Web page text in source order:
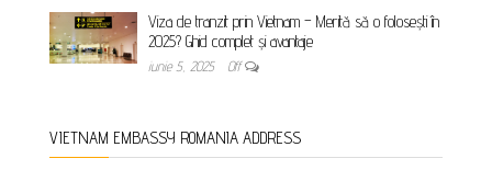
Viza de tranzit prin Vietnam – Merită să o folosești în
2025? Ghid complet și avantaje
iunie 5, 2025 Off
VIETNAM EMBASSY ROMANIA ADDRESS